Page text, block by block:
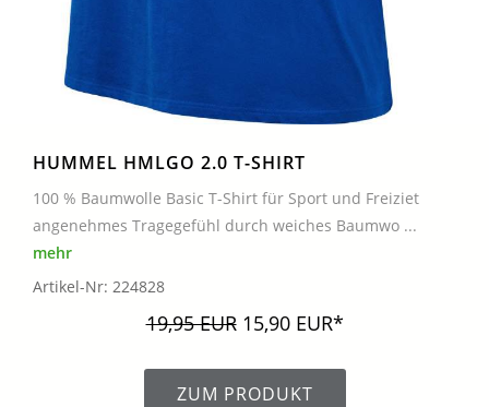
HUMMEL HMLGO 2.0 T-SHIRT
100 % Baumwolle Basic T-Shirt für Sport und Freiziet
angenehmes Tragegefühl durch weiches Baumwo ...
mehr
Artikel-Nr: 224828
19,95 EUR15,90 EUR*
ZUM PRODUKT